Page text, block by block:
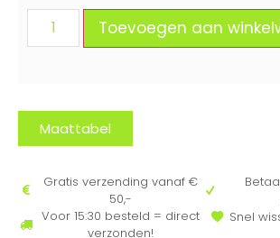
Toevoegen aan
Maattabel
Gratis verzending vanaf €
50,-
Voor 15:30 besteld = direct
verzonden!
Snel